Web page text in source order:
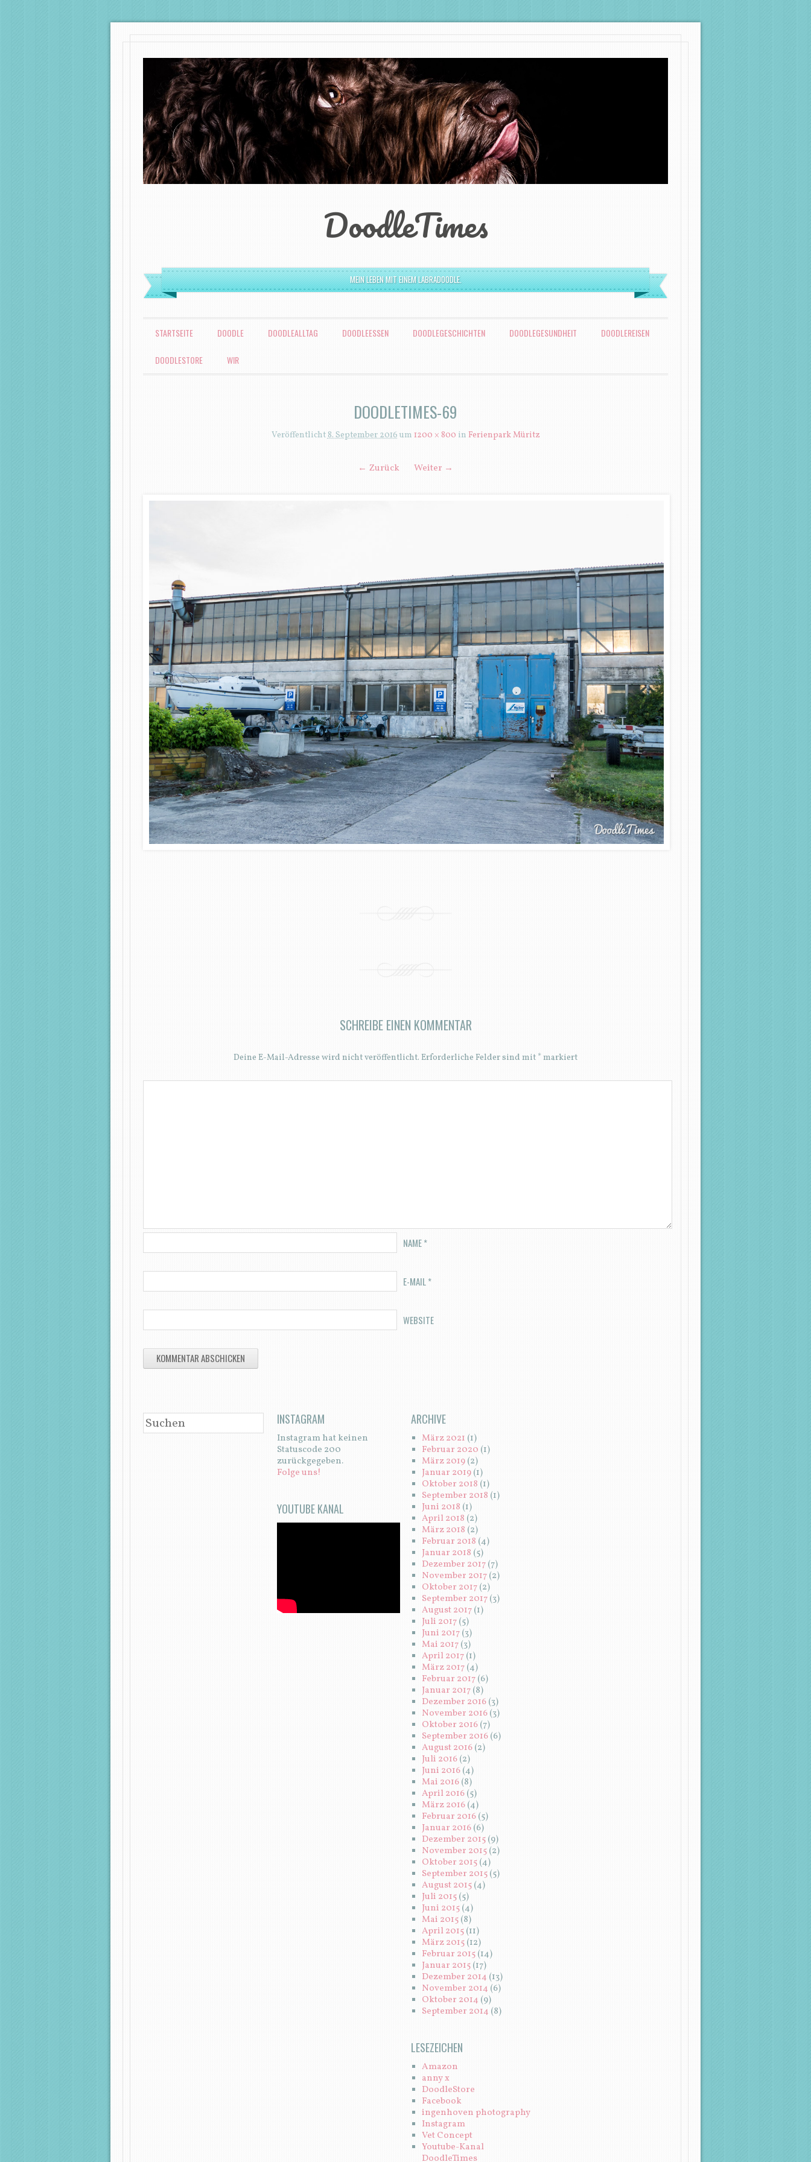
DoodleTimes
MEIN LEBEN MIT EINEM LABRADOODLE.
MENÜ
ZUM INHALT SPRINGEN
STARTSEITE DOODLE DOODLEALLTAG DOODLEESSEN DOODLEGESCHICHTEN DOODLEGESUNDHEIT DOODLEREISEN
DOODLESTORE WIR
DOODLETIMES-69
Veröffentlicht8. September 2016 um 1200 × 800 in Ferienpark Müritz
← Zurück Weiter →
SCHREIBE EINEN KOMMENTAR
Deine E-Mail-Adresse wird nicht veröffentlicht. Erforderliche Felder sind mit *markiert
NAME*
E-MAIL *
WEBSITE
SUCHEN INSTAGRAM
Instagram hat keinen
Statuscode 200
zurückgegeben.
Folge uns!
YOUTUBE KANAL
ARCHIVE
März 2021 (1)
Februar 2020 (1)
März 2019(2)
Januar 2019(1)
Oktober 2018 (1)
September 2018 (1)
Juni 2018 (1)
April 2018 (2)
März 2018 (2)
Februar 2018 (4)
Januar 2018 (5)
Dezember 2017(7)
November 2017(2)
Oktober 2017(2)
September 2017(3)
August 2017(1)
Juli 2017(5)
Juni 2017(3)
Mai 2017(3)
April 2017(1)
März 2017(4)
Februar 2017(6)
Januar 2017(8)
Dezember 2016(3)
November 2016(3)
Oktober 2016(7)
September 2016(6)
August 2016(2)
Juli 2016(2)
Juni 2016(4)
Mai 2016(8)
April 2016(5)
März 2016(4)
Februar 2016(5)
Januar 2016(6)
Dezember 2015(9)
November 2015(2)
Oktober 2015(4)
September 2015(5)
August 2015(4)
Juli 2015(5)
Juni 2015(4)
Mai 2015(8)
April 2015(11)
März 2015(12)
Februar 2015(14)
Januar 2015(17)
Dezember 2014 (13)
November 2014 (6)
Oktober 2014 (9)
September 2014 (8)
LESEZEICHEN
Amazon
anny x
DoodleStore
Facebook
ingenhoven photography
Instagram
Vet Concept
Youtube-Kanal
DoodleTimes